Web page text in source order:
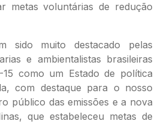
metas voluntárias de redução
sido muito destacado pelas
e ambientalistas brasileiras
15 como um Estado de política
com destaque para o nosso
público das emissões e a nova
que estabeleceu metas de